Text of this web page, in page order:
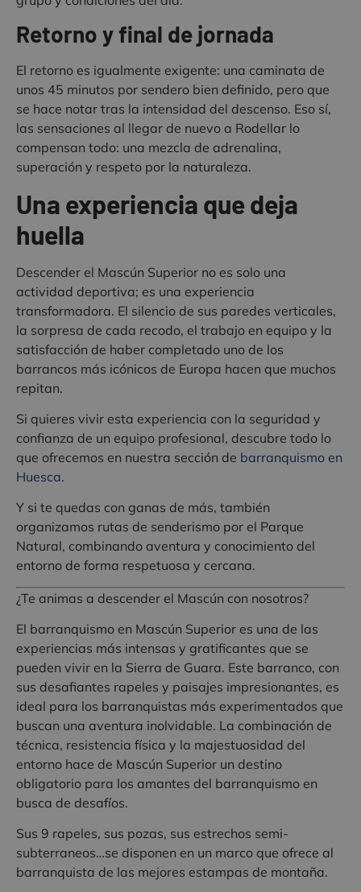
Retorno y final de jornada
El retorno es igualmente exigente: una caminata de
unos 45 minutos por sendero bien definido, pero que
se hace notar tras la intensidad del descenso. Eso sí,
las sensaciones al llegar de nuevo a Rodellar lo
compensan todo: una mezcla de adrenalina,
superación y respeto por la naturaleza.
Una experiencia que deja
huella
Descender el Mascún Superior no es solo una
actividad deportiva; es una experiencia
transformadora. El silencio de sus paredes verticales,
la sorpresa de cada recodo, el trabajo en equipo y la
satisfacción de haber completado uno de los
barrancos más icónicos de Europa hacen que muchos
repitan.
Si quieres vivir esta experiencia con la seguridad y
confianza de un equipo profesional, descubre todo lo
que ofrecemos en nuestra sección de barranquismo en
Huesca.
Y si te quedas con ganas de más, también
organizamos rutas de senderismo por el Parque
Natural, combinando aventura y conocimiento del
entorno de forma respetuosa y cercana.
¿Te animas a descender el Mascún con nosotros?
El barranquismo en Mascún Superior es una de las
experiencias más intensas y gratificantes que se
pueden vivir en la Sierra de Guara. Este barranco, con
sus desafiantes rapeles y paisajes impresionantes, es
ideal para los barranquistas más experimentados que
buscan una aventura inolvidable. La combinación de
técnica, resistencia física y la majestuosidad del
entorno hace de Mascún Superior un destino
obligatorio para los amantes del barranquismo en
busca de desafíos.
Sus 9 rapeles, sus pozas, sus estrechos semi-
subterraneos…se disponen en un marco que ofrece al
barranquista de las mejores estampas de montaña.